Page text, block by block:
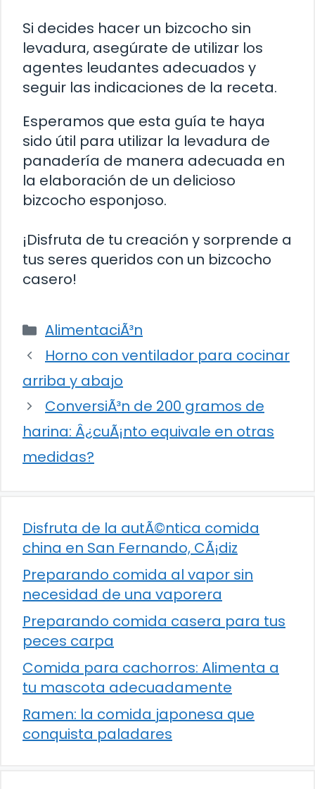
Si decides hacer un bizcocho sin
levadura, asegúrate de utilizar los
agentes leudantes adecuados y
seguir las indicaciones de la receta.
Esperamos que esta guía te haya
sido útil para utilizar la levadura de
panadería de manera adecuada en
la elaboración de un delicioso
bizcocho esponjoso.
¡Disfruta de tu creación y sorprende a
tus seres queridos con un bizcocho
casero!
Categorías
AlimentaciÃ³n
Horno con ventilador para cocinar
arriba y abajo
ConversiÃ³n de 200 gramos de
harina: Â¿cuÃ¡nto equivale en otras
medidas?
Disfruta de la autÃ©ntica comida
china en San Fernando, CÃ¡diz
Preparando comida al vapor sin
necesidad de una vaporera
Preparando comida casera para tus
peces carpa
Comida para cachorros: Alimenta a
tu mascota adecuadamente
Ramen: la comida japonesa que
conquista paladares